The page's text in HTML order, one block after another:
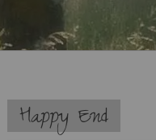
Navigation
überspringen
Happy End